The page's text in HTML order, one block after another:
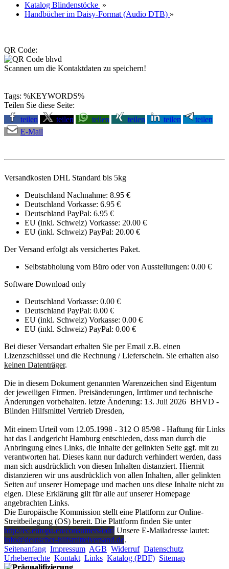
Katalog Blindenstöcke »
Handbücher im Daisy-Format (Audio DTB) »
QR Code:
Scannen um die Kontaktdaten zu speichern!
Tags: %KEYWORDS%
Teilen Sie diese Seite:
teilen
teilen teilen teilen teilen
teilen
E-Mail
Versandkosten DHL Standard bis 5kg
Deutschland Nachnahme: 8.95 €
Deutschland Vorkasse: 6.95 €
Deutschland PayPal: 6.95 €
EU (inkl. Schweiz) Vorkasse: 20.00 €
EU (inkl. Schweiz) PayPal: 20.00 €
Der Versand erfolgt als versichertes Paket.
Selbstabholung vom Büro oder von Ausstellungen: 0.00 €
Software Download only
Deutschland Vorkasse: 0.00 €
Deutschland PayPal: 0.00 €
EU (inkl. Schweiz) Vorkasse: 0.00 €
EU (inkl. Schweiz) PayPal: 0.00 €
Bei dieser Versandart erhalten Sie per Email z.B. einen
Lizenzschlüssel und die Rechnung / Lieferschein. Sie erhalten also
keinen Datenträger.
Die in diesem Dokument genannten Warenzeichen sind Eigentum
der jeweiligen Firmen. Preisänderungen, Irrtümer und technische
Änderungen vorbehalten. letzte Änderung: 13. Juli 2026 BHVD -
Blinden Hilfsmittel Vertrieb Dresden,
Mit einem Urteil vom 12.05.1998 - 312 O 85/98 - Haftung für Links
hat das Landgericht Hamburg entschieden, dass man durch die
Anbringung eines Links, die Inhalte der gelinkten Seite ggf. mit zu
verantworten hat. Dieses kann nur dadurch verhindert werden, dass
man sich ausdrücklich von diesen Inhalten distanziert. Hiermit
distanzieren wir uns ausdrücklich von allen Inhalten, aller gelinkten
Seiten auf unserer Homepage und machen uns diese Inhalte nicht zu
eigen. Diese Erklärung gilt für alle auf unserer Homepage
angebrachten Links.
Die Europäische Kommission stellt eine Plattform zur Online-
Streitbeilegung (OS) bereit. Die Plattform finden Sie unter
http://ec.europa.eu/consumers/odr/Unsere E-Mailadresse lautet:
info@deutscher-hilfsmittelversand.de.
Seitenanfang Impressum AGB Widerruf Datenschutz
Urheberrechte Kontakt Links Katalog (PDF) Sitemap